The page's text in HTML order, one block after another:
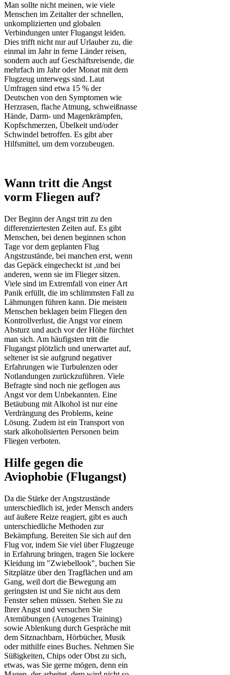
Man sollte nicht meinen, wie viele
Menschen im Zeitalter der schnellen,
unkomplizierten und globalen
Verbindungen unter Flugangst leiden.
Dies trifft nicht nur auf Urlauber zu, die
einmal im Jahr in ferne Länder reisen,
sondern auch auf Geschäftsreisende, die
mehrfach im Jahr oder Monat mit dem
Flugzeug unterwegs sind. Laut
Umfragen sind etwa 15 % der
Deutschen von den Symptomen wie
Herzrasen, flache Atmung, schweißnasse
Hände, Darm- und Magenkrämpfen,
Kopfschmerzen, Übelkeit und/oder
Schwindel betroffen. Es gibt aber
Hilfsmittel, um dem vorzubeugen.
Wann tritt die Angst
vorm Fliegen auf?
Der Beginn der Angst tritt zu den
differenziertesten Zeiten auf. Es gibt
Menschen, bei denen beginnen schon
Tage vor dem geplanten Flug
Angstzustände, bei manchen erst, wenn
das Gepäck eingecheckt ist ,und bei
anderen, wenn sie im Flieger sitzen.
Viele sind im Extremfall von einer Art
Panik erfüllt, die im schlimmsten Fall zu
Lähmungen führen kann. Die meisten
Menschen beklagen beim Fliegen den
Kontrollverlust, die Angst vor einem
Absturz und auch vor der Höhe fürchtet
man sich. Am häufigsten tritt die
Flugangst plötzlich und unerwartet auf,
seltener ist sie aufgrund negativer
Erfahrungen wie Turbulenzen oder
Notlandungen zurückzuführen. Viele
Befragte sind noch nie geflogen aus
Angst vor dem Unbekannten. Eine
Betäubung mit Alkohol ist nur eine
Verdrängung des Problems, keine
Lösung. Zudem ist ein Transport von
stark alkoholisierten Personen beim
Fliegen verboten.
Hilfe gegen die
Aviophobie (Flugangst)
Da die Stärke der Angstzustände
unterschiedlich ist, jeder Mensch anders
auf äußere Reize reagiert, gibt es auch
unterschiedliche Methoden zur
Bekämpfung. Bereiten Sie sich auf den
Flug vor, indem Sie viel über Flugzeuge
in Erfahrung bringen, tragen Sie lockere
Kleidung im "Zwiebellook", buchen Sie
Sitzplätze über den Tragflächen und am
Gang, weil dort die Bewegung am
geringsten ist und Sie nicht aus dem
Fenster sehen müssen. Stehen Sie zu
Ihrer Angst und versuchen Sie
Atemübungen (Autogenes Training)
sowie Ablenkung durch Gespräche mit
dem Sitznachbarn, Hörbücher, Musik
oder mithilfe eines Buches. Nehmen Sie
Süßigkeiten, Chips oder Obst zu sich,
etwas, was Sie gerne mögen, denn ein